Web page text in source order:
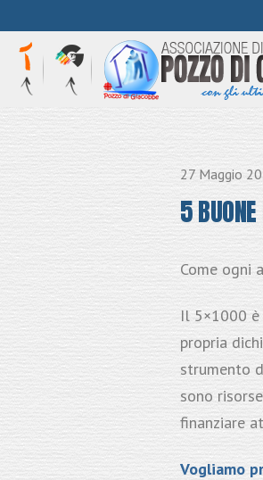
27 Maggio
5
Come ogni
Il 5×1000
propria
strumento
sono
finanziare
Vogliamo